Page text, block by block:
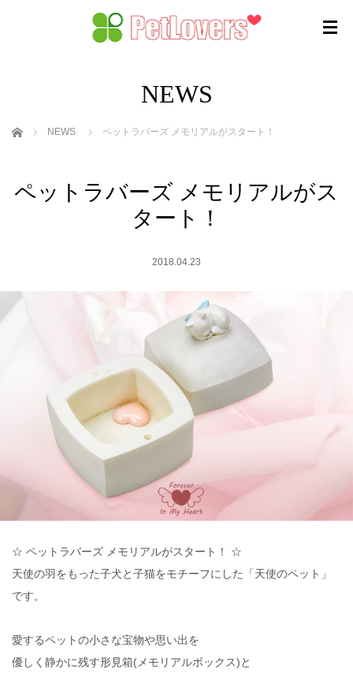
NEWS
ホーム NEWS ペットラバーズ メモリアルがスタート！
ペットラバーズ メモリアルがス
タート！
2018.04.23
☆ ペットラバーズ メモリアルがスタート！ ☆
天使の羽をもった子犬と子猫をモチーフにした「天使のペット」
です。
愛するペットの小さな宝物や思い出を
優しく静かに残す形見箱(メモリアルボックス)と